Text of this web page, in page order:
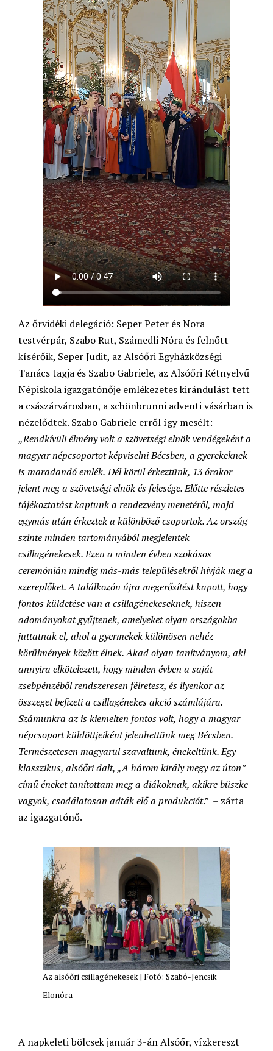
Az őrvidéki delegáció: Seper Peter és Nora
testvérpár, Szabo Rut, Számedli Nóra és felnőtt
kísérőik, Seper Judit, az Alsóőri Egyházközségi
Tanács tagja és Szabo Gabriele, az Alsóőri Kétnyelvű
Népiskola igazgatónője emlékezetes kirándulást tett
a császárvárosban, a schönbrunni adventi vásárban is
nézelődtek. Szabo Gabriele erről így mesélt:
„Rendkívüli élmény volt a szövetségi elnök vendégeként a
magyar népcsoportot képviselni Bécsben, a gyerekeknek
is maradandó emlék. Dél körül érkeztünk, 13 órakor
jelent meg a szövetségi elnök és felesége. Előtte részletes
tájékoztatást kaptunk a rendezvény menetéről, majd
egymás után érkeztek a különböző csoportok. Az ország
szinte minden tartományából megjelentek
csillagénekesek. Ezen a minden évben szokásos
ceremónián mindig más-más településekről hívják meg a
szereplőket. A találkozón újra megerősítést kapott, hogy
fontos küldetése van a csillagénekeseknek, hiszen
adományokat gyűjtenek, amelyeket olyan országokba
juttatnak el, ahol a gyermekek különösen nehéz
körülmények között élnek. Akad olyan tanítványom, aki
annyira elkötelezett, hogy minden évben a saját
zsebpénzéből rendszeresen félretesz, és ilyenkor az
összeget befizeti a csillagénekes akció számlájára.
Számunkra az is kiemelten fontos volt, hogy a magyar
népcsoport küldöttjeiként jelenhettünk meg Bécsben.
Természetesen magyarul szavaltunk, énekeltünk. Egy
klasszikus, alsóőri dalt, „A három király megy az úton”
című éneket tanítottam meg a diákoknak, akikre büszke
vagyok, csodálatosan adták elő a produkciót.” – zárta
az igazgatónő.
Az alsóőri csillagénekesek | Fotó: Szabó-Jencsik
Elonóra
A napkeleti bölcsek január 3-án Alsóőr, vízkereszt